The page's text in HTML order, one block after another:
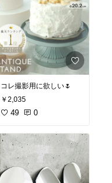
コレ撮影用に欲しい🌷
￥2,035
49 0